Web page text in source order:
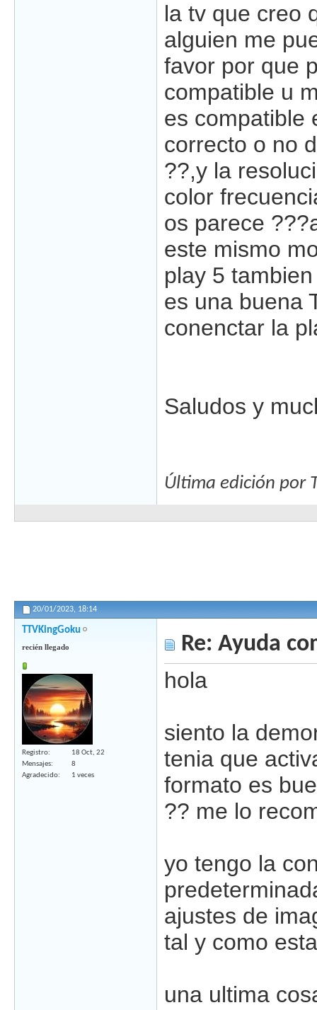
la tv que creo
alguien me
favor por que
compatible u
es compatible
correcto o no
??,y la
color
os parece
este mismo
play 5
es una buena
conenctar la
Saludos y
Última edición por
20/01/2023, 18:14
TTVKingGoku
recién llegado
Registro
18 Oct, 22
Mensajes
8
Agradecido
1 veces
Re: Ayuda
hola
siento la
tenia que
formato es
?? me lo
yo tengo la
ajustes de
tal y como
una ultima